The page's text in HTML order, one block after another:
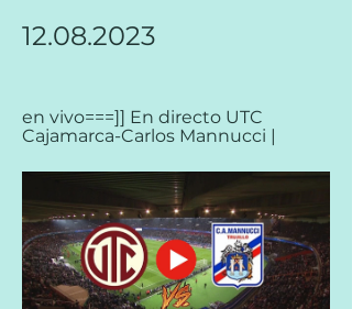
12.08.2023
en vivo===]] En directo UTC
Cajamarca-Carlos Mannucci |